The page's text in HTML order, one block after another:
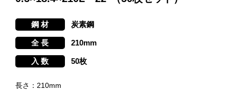
炭素鋼
210mm
50枚
長さ：210mm